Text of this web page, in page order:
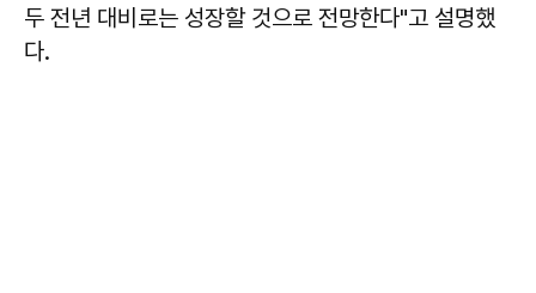
두 전년 대비로는 성장할 것으로 전망한다"고 설명했
다.